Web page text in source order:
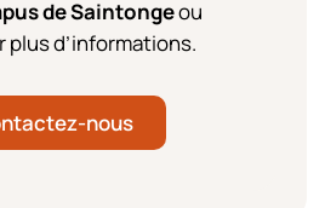
de Saintongeou
plus d’informations.
nous